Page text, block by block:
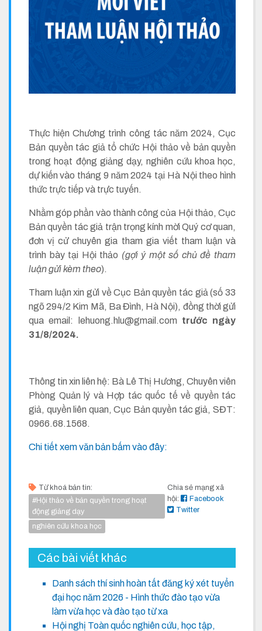
Thực hiện Chương trình công tác năm 2024, Cục
Bản quyền tác giả tổ chức Hội thảo về bản quyền
trong hoạt động giảng dạy, nghiên cứu khoa học,
dự kiến vào tháng 9 năm 2024 tại Hà Nội theo hình
thức trực tiếp và trực tuyến.
Nhằm góp phần vào thành công của Hội thảo, Cục
Bản quyền tác giả trận trọng kính mời Quý cơ quan,
đơn vị cử chuyên gia tham gia viết tham luận và
trình bày tại Hội thảo (gợi ý một số chủ đề tham
luận gửi kèm theo).
Tham luận xin gửi về Cục Bản quyền tác giả (số 33
ngõ 294/2 Kim Mã, Ba Đình, Hà Nội), đồng thời gửi
qua email: lehuong.hlu@gmail.com trước ngày
31/8/2024.
Thông tin xin liên hệ: Bà Lê Thị Hương, Chuyên viên
Phòng Quản lý và Hợp tác quốc tế về quyền tác
giả, quyền liên quan, Cục Bản quyền tác giả, SĐT:
0966.68.1568.
Chi tiết xem văn bản bấm vào đây:
Từ khoá bản tin:
#Hội thảo về bản quyền trong hoạt
động giảng dạy
nghiên cứu khoa học
Chia sẻ mạng xã
hội:
Facebook
Twitter
Các bài viết khác
Danh sách thí sinh hoàn tất đăng ký xét tuyển
đại học năm 2026 - Hình thức đào tạo vừa
làm vừa học và đào tạo từ xa
Hội nghị Toàn quốc nghiên cứu, học tập,